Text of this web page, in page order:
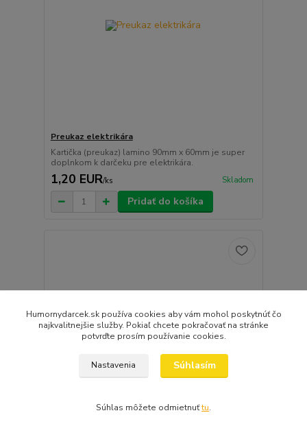
Preukaz elektrikára
Kartička (preukaz) lamino 90mm x 60mm je super
doplnkom k darčeku pre elektrikára.
1,20 EUR/ks Skladom
Pridať do košíka
Humornydarcek.sk používa cookies aby vám mohol poskytnúť čo
najkvalitnejšie služby. Pokiaľ chcete pokračovať na stránke
potvrďte prosím používanie cookies.
Nastavenia Súhlasím
Súhlas môžete odmietnuťtu.